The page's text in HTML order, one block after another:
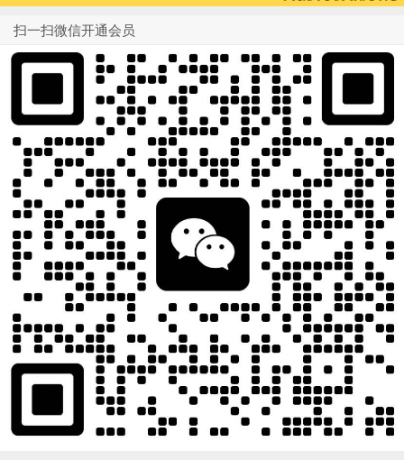
扫一扫微信开通会员